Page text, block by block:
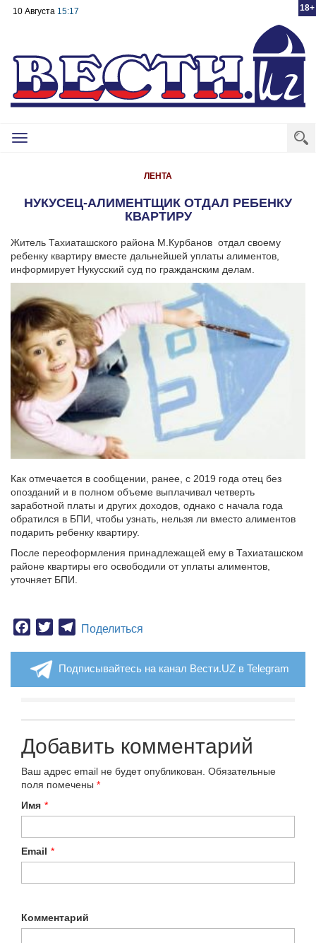
18+
10 Августа 15:17
Toggle
ЛЕНТА
НУКУСЕЦ-АЛИМЕНТЩИК ОТДАЛ РЕБЕНКУ
КВАРТИРУ
Житель Тахиаташского района М.Курбанов отдал своему
ребенку квартиру вместе дальнейшей уплаты алиментов,
информирует Нукусский суд по гражданским делам.
Как отмечается в сообщении, ранее, с 2019 года отец без
опозданий и в полном объеме выплачивал четверть
заработной платы и других доходов, однако с начала года
обратился в БПИ, чтобы узнать, нельзя ли вместо алиментов
подарить ребенку квартиру.
После переоформления принадлежащей ему в Тахиаташском
районе квартиры его освободили от уплаты алиментов,
уточняет БПИ.
Facebook
TwitterTelegram
Поделиться
Подписывайтесь на канал Вести.UZ в Telegram
Добавить комментарий
Ваш адрес email не будет опубликован. Обязательные
поля помечены *
Имя *
Email *
Комментарий